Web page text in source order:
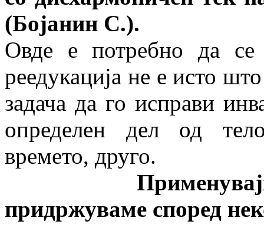
(Бојанин С.).
Овде е потребно да се
реедукација не е исто
задача да го исправи
определен дел од
времето, друго.
Применувајќи ги
придржуваме според